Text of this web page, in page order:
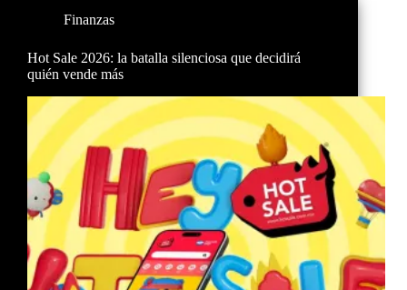
Finanzas
Hot Sale 2026: la batalla silenciosa que decidirá
quién vende más